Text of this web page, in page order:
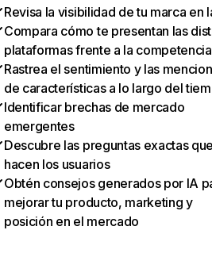
Revisa la visibilidad de tu marca en
Compara cómo te presentan las
plataformas frente a la competencia
Rastrea el sentimiento y las
de características a lo largo del
Identificar brechas de mercado
emergentes
Descubre las preguntas exactas
hacen los usuarios
Obtén consejos generados por IA
mejorar tu producto, marketing y
posición en el mercado